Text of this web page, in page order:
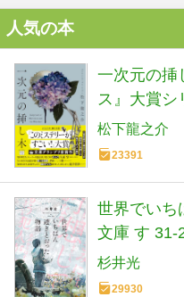
人気の本
一次元の挿
ス』大賞シ
松下龍之介
23391
世界でいち
文庫 す 31-
杉井光
29930